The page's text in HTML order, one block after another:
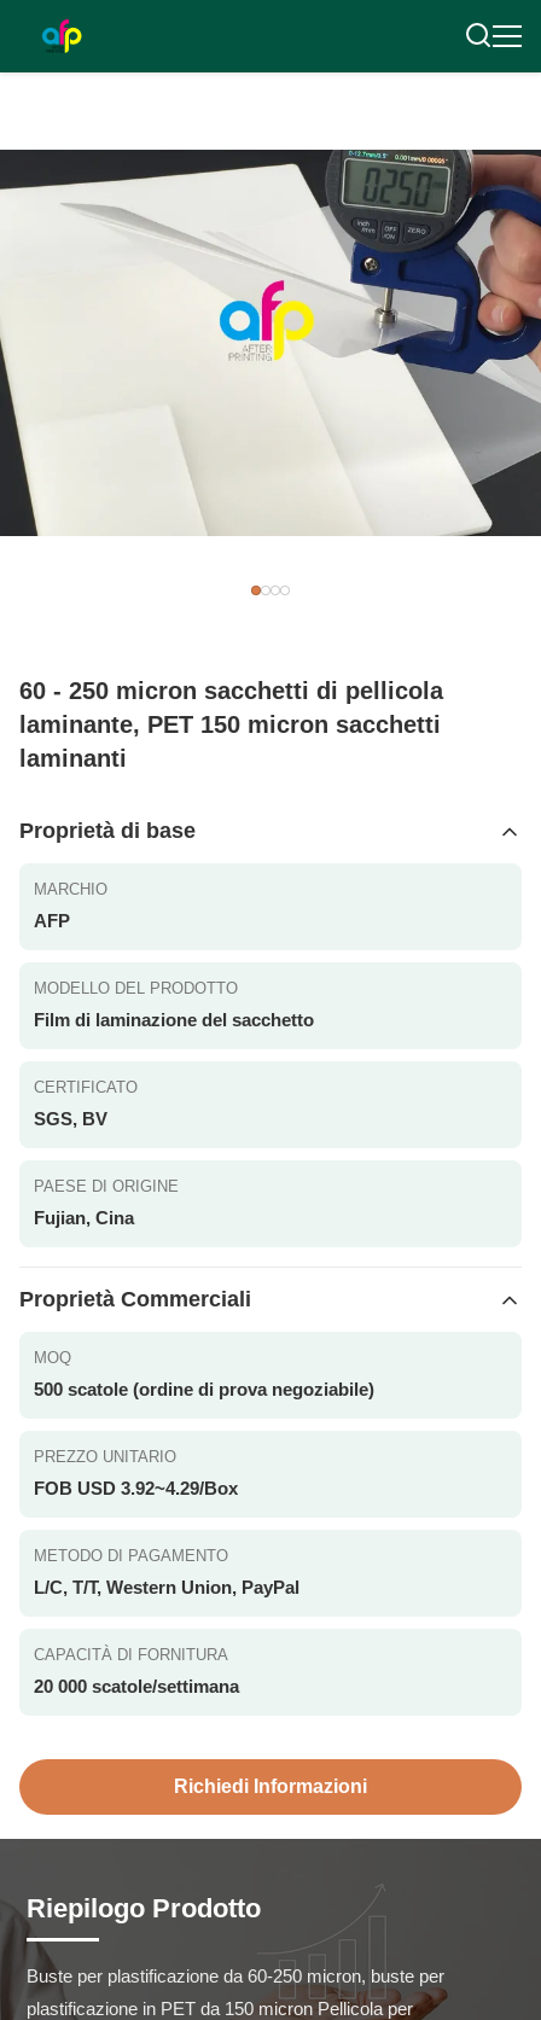
60 - 250 micron sacchetti di pellicola
laminante, PET 150 micron sacchetti
laminanti
Proprietà di base
MARCHIO
AFP
MODELLO DEL PRODOTTO
Film di laminazione del sacchetto
CERTIFICATO
SGS, BV
PAESE DI ORIGINE
Fujian, Cina
Proprietà Commerciali
MOQ
500 scatole (ordine di prova negoziabile)
PREZZO UNITARIO
FOB USD 3.92~4.29/Box
METODO DI PAGAMENTO
L/C, T/T, Western Union, PayPal
CAPACITÀ DI FORNITURA
20 000 scatole/settimana
Richiedi Informazioni
Riepilogo Prodotto
Buste per plastificazione da 60-250 micron, buste per
plastificazione in PET da 150 micron Pellicola per